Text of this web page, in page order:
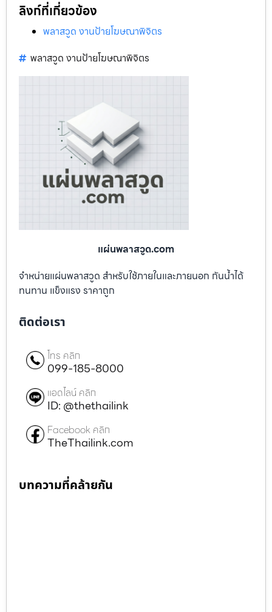
ลิงก์ที่เกี่ยวข้อง
พลาสวูด งานป้ายโฆษณาพิจิตร
พลาสวูด งานป้ายโฆษณาพิจิตร
แผ่นพลาสวูด.com
จำหน่ายแผ่นพลาสวูด สำหรับใช้ภายในและภายนอก กันน้ำได้
ทนทาน แข็งแรง ราคาถูก
ติดต่อเรา
โทร คลิก
099-185-8000
แอดไลน์ คลิก
ID: @thethailink
Facebook คลิก
TheThailink.com
บทความที่คล้ายกัน